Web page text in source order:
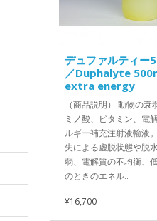
デュファルティー
／Duphalyte
extra energy
（商品説明） 動物の衰
ミノ酸、ビタミン、電
ルギー補充注射液輸液
失による虚脱状態や脱
弱、電解質の不均衡、
のときのエネル..
¥16,700